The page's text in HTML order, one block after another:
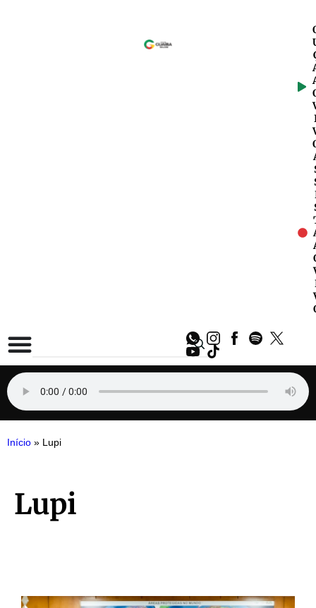
Início » Lupi
Lupi